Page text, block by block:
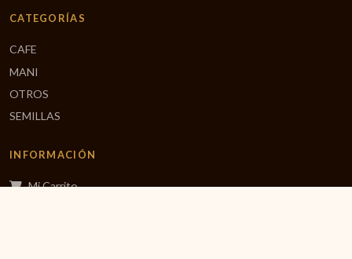
CATEGORÍAS
CAFE
MANI
OTROS
SEMILLAS
INFORMACIÓN
Mi Carrito